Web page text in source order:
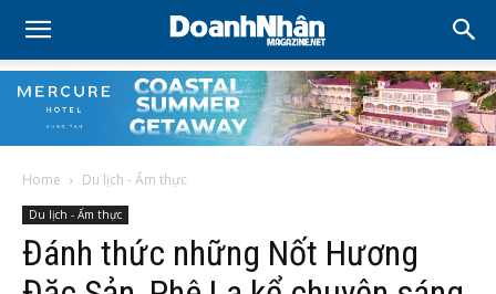
Home Du lịch - Ẩm thực
Du lịch - Ẩm thực
Đánh thức những Nốt Hương